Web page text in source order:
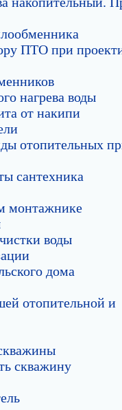
ПТО при
нагрева воды
от накипи
отопительных
сантехника
монтажнике
воды
дома
отопительной и
скважину